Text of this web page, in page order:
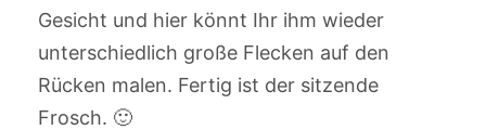
Gesicht und hier könnt Ihr ihm wieder
unterschiedlich große Flecken auf den
Rücken malen. Fertig ist der sitzende
Frosch. 🙂